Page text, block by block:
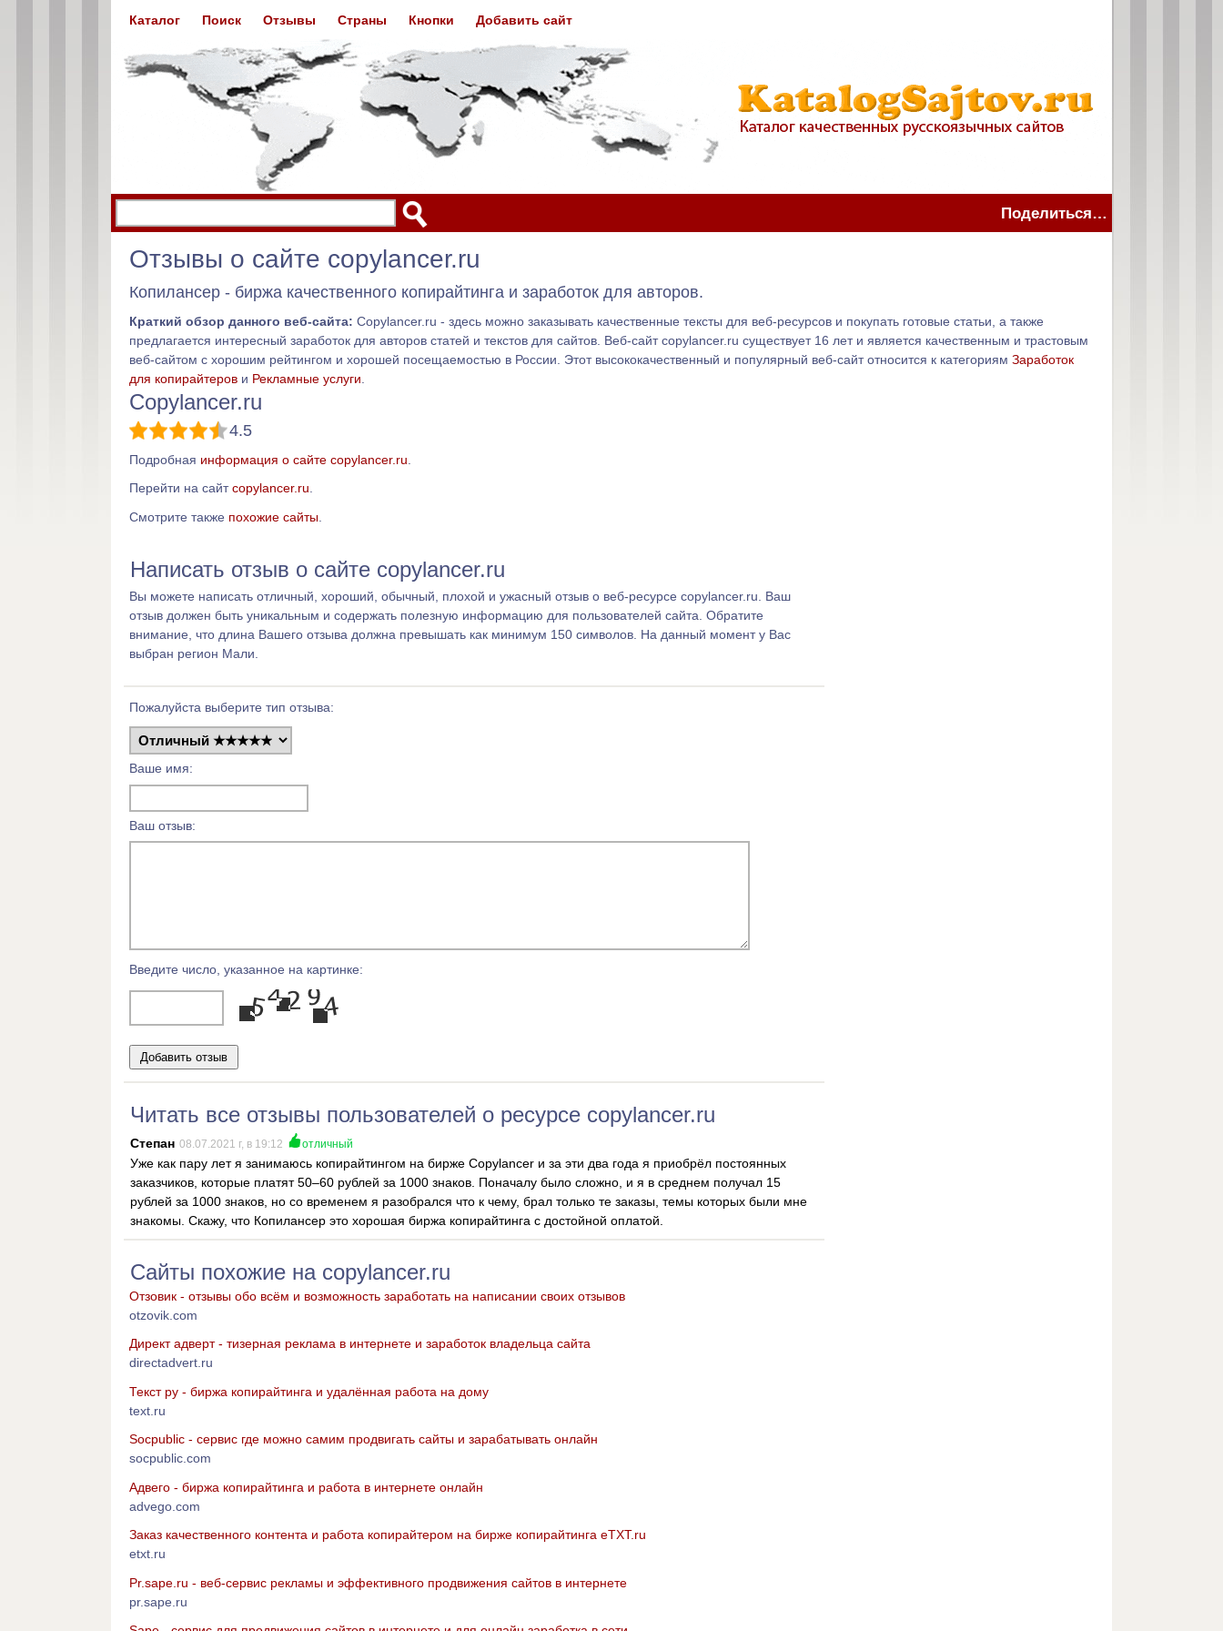
Отзывы о сайте copylancer.ru
Копилансер - биржа качественного копирайтинга и заработок для авторов.
Краткий обзор данного веб-сайта: Copylancer.ru - здесь можно заказывать качественные тексты для веб-ресурсов и покупать готовые статьи, а также
предлагается интересный заработок для авторов статей и текстов для сайтов. Веб-сайт copylancer.ru существует 16 лет и является качественным и трастовым
веб-сайтом с хорошим рейтингом и хорошей посещаемостью в России. Этот высококачественный и популярный веб-сайт относится к категориям Заработок
для копирайтеров и Рекламные услуги
Copylancer.ru
4.5
Подробная информация о сайте copylancer.ru
Перейти на сайтcopylancer.ru.
Смотрите также похожие сайты
Написать отзыв о сайте copylancer.ru
Вы можете написать отличный, хороший, обычный, плохой и ужасный отзыв о веб-ресурсе copylancer.ru. Ваш
отзыв должен быть уникальным и содержать полезную информацию для пользователей сайта. Обратите
внимание, что длина Вашего отзыва должна превышать как минимум 150 символов. На данный момент у Вас
выбран регион Мали.
Пожалуйста выберите тип отзыва:
Ваше имя:
Ваш отзыв:
Введите число, указанное на картинке:
Читать все отзывы пользователей о ресурсе copylancer.ru
Степан 08.07.2021 г, в 19:12 отличный
Уже как пару лет я занимаюсь копирайтингом на бирже Copylancer и за эти два года я приобрёл постоянных
заказчиков, которые платят 50–60 рублей за 1000 знаков. Поначалу было сложно, и я в среднем получал 15
рублей за 1000 знаков, но со временем я разобрался что к чему, брал только те заказы, темы которых были мне
знакомы. Скажу, что Копилансер это хорошая биржа копирайтинга с достойной оплатой.
Сайты похожие на copylancer.ru
Отзовик - отзывы обо всём и возможность заработать на написании своих отзывов
otzovik.com
Директ адверт - тизерная реклама в интернете и заработок владельца сайта
directadvert.ru
Текст ру - биржа копирайтинга и удалённая работа на дому
text.ru
Socpublic - сервис где можно самим продвигать сайты и зарабатывать онлайн
socpublic.com
Адвего - биржа копирайтинга и работа в интернете онлайн
advego.com
Заказ качественного контента и работа копирайтером на бирже копирайтинга eTXT.ru
etxt.ru
Pr.sape.ru - веб-сервис рекламы и эффективного продвижения сайтов в интернете
pr.sape.ru
Каталог Поиск Отзывы Страны Кнопки Добавить сайт
Поделиться…